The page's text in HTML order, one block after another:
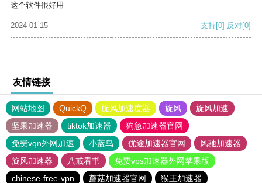
这个软件很好用
2024-01-15 支持[0] 反对[0]
友情链接
网站地图 QuickQ 旋风加速度器 旋风
旋风加速
坚果加速器
tiktok加速器
狗急加速器官网
免费vqn外网加速
小蓝鸟 优途加速器官网
风驰加速器
旋风加速器
八戒看书
免费vps加速器外网苹果版
chinese-free-vpn
蘑菇加速器官网 猴王加速器